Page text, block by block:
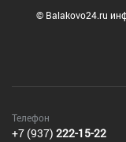
© Balakovo24.ru
Телефон
+7 (937) 222-15-22